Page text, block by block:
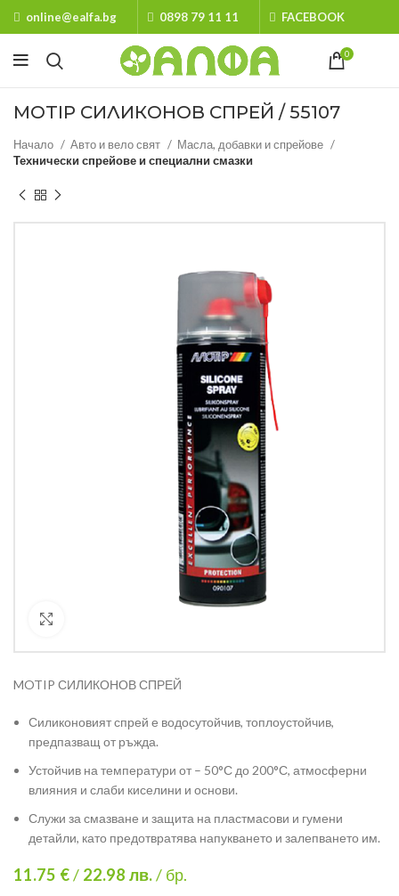
online@ealfa.bg 0898 79 11 11 FACEBOOK
0
MOTIP СИЛИКОНОВ СПРЕЙ / 55107
Начало Авто и вело свят
Масла, добавки и спрейове
Технически спрейове и специални смазки
MOTIP СИЛИКОНОВ СПРЕЙ
Силиконовият спрей е водосутойчив, топлоустойчив,
предпазващ от ръжда.
Устойчив на температури от – 50°С до 200°С, атмосферни
влияния и слаби киселини и основи.
Служи за смазване и защита на пластмасови и гумени
детайли, като предотвратява напукването и залепването им.
11.75 €/ 22.98 лв./ бр.